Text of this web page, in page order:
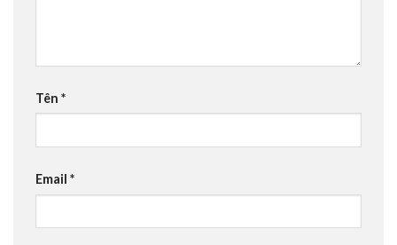
Tên *
Email *